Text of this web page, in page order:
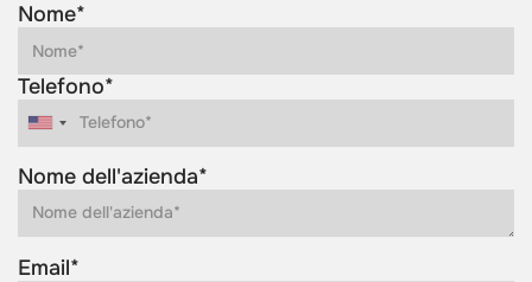
Nome*
Telefono*
Nome dell'azienda*
Email*